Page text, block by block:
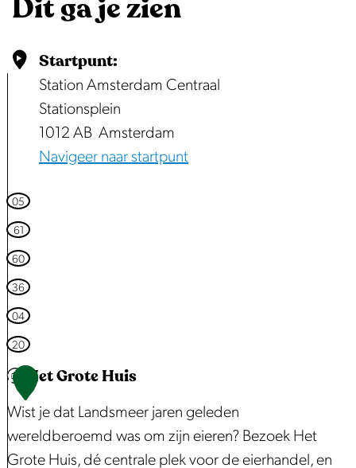
o
u
e
r
g
r
o
t
e
a
f
b
e
e
Dit ga je zien
Startpunt:
Station Amsterdam Centraal
Stationsplein
1012 AB Amsterdam
Navigeer naar startpunt
05
61
60
36
04
20
1 Het Grote Huis
Wist je dat Landsmeer jaren geleden
wereldberoemd was om zijn eieren? Bezoek Het
Grote Huis, dé centrale plek voor de eierhandel, en